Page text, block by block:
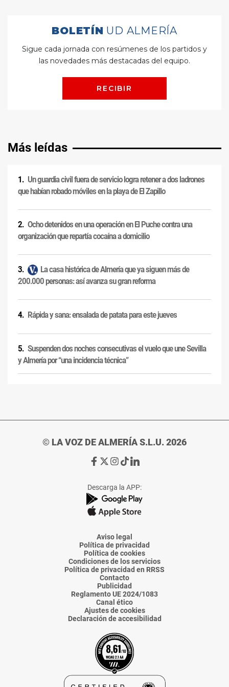
Más leídas
Un guardia civil fuera de servicio logra retener a dos ladrones
que habían robado móviles en la playa de El Zapillo
Ocho detenidos en una operación en El Puche contra una
organización que repartía cocaína a domicilio
La casa histórica de Almería que ya siguen más de
200.000 personas: así avanza su gran reforma
Rápida y sana: ensalada de patata para este jueves
Suspenden dos noches consecutivas el vuelo que une Sevilla
y Almería por “una incidencia técnica”
© LA VOZ DE ALMERÍA S.L.U. 2026
Ir
de
La
Voz
Almería
Ir
de
La
Voz
Almería
Ir
de
La
Voz
Almería
Ir
de
La
Voz
Almería
Ir
de
La
Voz
Descarga la APP:
Aviso legal
Política de privacidad
Política de cookies
Condiciones de los servicios
Política de privacidad en RRSS
Contacto
Publicidad
Reglamento UE 2024/1083
Canal ético
Ajustes de cookies
Declaración de accesibilidad